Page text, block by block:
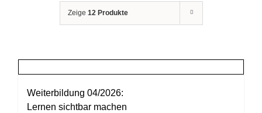
Zeige 12 Produkte
Weiterbildung 04/2026:
Lernen sichtbar machen